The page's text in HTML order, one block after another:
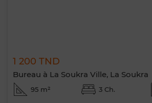
1 200 TND
Bureau à La Soukra Ville, La Soukra
95 m² 3 Ch.